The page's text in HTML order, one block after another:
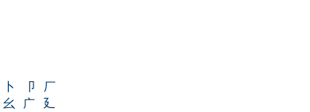
卜 卩
厂
幺 广
廴